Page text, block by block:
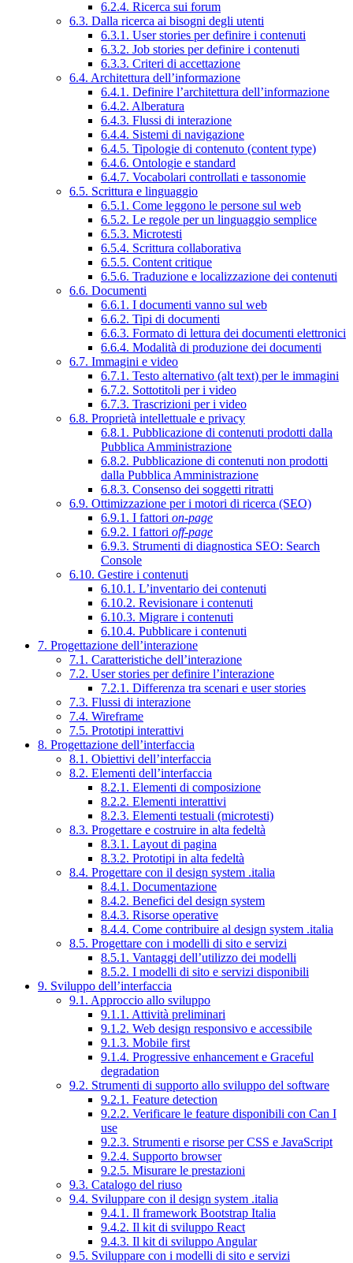
6.2.4. Ricerca sui forum
6.3. Dalla ricerca ai bisogni degli utenti
6.3.1. User stories per definire i contenuti
6.3.2. Job stories per definire i contenuti
6.3.3. Criteri di accettazione
6.4. Architettura dell’informazione
6.4.1. Definire l’architettura dell’informazione
6.4.2. Alberatura
6.4.3. Flussi di interazione
6.4.4. Sistemi di navigazione
6.4.5. Tipologie di contenuto (content type)
6.4.6. Ontologie e standard
6.4.7. Vocabolari controllati e tassonomie
6.5. Scrittura e linguaggio
6.5.1. Come leggono le persone sul web
6.5.2. Le regole per un linguaggio semplice
6.5.3. Microtesti
6.5.4. Scrittura collaborativa
6.5.5. Content critique
6.5.6. Traduzione e localizzazione dei contenuti
6.6. Documenti
6.6.1. I documenti vanno sul web
6.6.2. Tipi di documenti
6.6.3. Formato di lettura dei documenti elettronici
6.6.4. Modalità di produzione dei documenti
6.7. Immagini e video
6.7.1. Testo alternativo (alt text) per le immagini
6.7.2. Sottotitoli per i video
6.7.3. Trascrizioni per i video
6.8. Proprietà intellettuale e privacy
6.8.1. Pubblicazione di contenuti prodotti dalla
Pubblica Amministrazione
6.8.2. Pubblicazione di contenuti non prodotti
dalla Pubblica Amministrazione
6.8.3. Consenso dei soggetti ritratti
6.9. Ottimizzazione per i motori di ricerca (SEO)
6.9.1. I fattori on-page
6.9.2. I fattori off-page
6.9.3. Strumenti di diagnostica SEO: Search
Console
6.10. Gestire i contenuti
6.10.1. L’inventario dei contenuti
6.10.2. Revisionare i contenuti
6.10.3. Migrare i contenuti
6.10.4. Pubblicare i contenuti
7. Progettazione dell’interazione
7.1. Caratteristiche dell’interazione
7.2. User stories per definire l’interazione
7.2.1. Differenza tra scenari e user stories
7.3. Flussi di interazione
7.4. Wireframe
7.5. Prototipi interattivi
8. Progettazione dell’interfaccia
8.1. Obiettivi dell’interfaccia
8.2. Elementi dell’interfaccia
8.2.1. Elementi di composizione
8.2.2. Elementi interattivi
8.2.3. Elementi testuali (microtesti)
8.3. Progettare e costruire in alta fedeltà
8.3.1. Layout di pagina
8.3.2. Prototipi in alta fedeltà
8.4. Progettare con il design system .italia
8.4.1. Documentazione
8.4.2. Benefici del design system
8.4.3. Risorse operative
8.4.4. Come contribuire al design system .italia
8.5. Progettare con i modelli di sito e servizi
8.5.1. Vantaggi dell’utilizzo dei modelli
8.5.2. I modelli di sito e servizi disponibili
9. Sviluppo dell’interfaccia
9.1. Approccio allo sviluppo
9.1.1. Attività preliminari
9.1.2. Web design responsivo e accessibile
9.1.3. Mobile first
9.1.4. Progressive enhancement e Graceful
degradation
9.2. Strumenti di supporto allo sviluppo del software
9.2.1. Feature detection
9.2.2. Verificare le feature disponibili con Can I
use
9.2.3. Strumenti e risorse per CSS e JavaScript
9.2.4. Supporto browser
9.2.5. Misurare le prestazioni
9.3. Catalogo del riuso
9.4. Sviluppare con il design system .italia
9.4.1. Il framework Bootstrap Italia
9.4.2. Il kit di sviluppo React
9.4.3. Il kit di sviluppo Angular
9.5. Sviluppare con i modelli di sito e servizi